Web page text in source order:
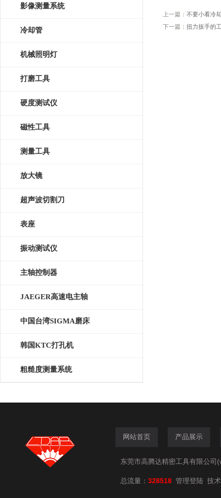
影像测量系统
冷却管
机械照明灯
打磨工具
硬度测试仪
磁性工具
测量工具
放大镜
超声波切割刀
表座
振动测试仪
主轴控制器
JAEGER高速电主轴
中国台湾SIGMA磨床
韩国KTC打孔机
粗糙度测量系统
上一篇： 不要小看冷
下一篇： 扭力扳手的
网站首页 产品展示
东莞市高腾达精密工具有限公司
总流量： 328518 管理登陆 技